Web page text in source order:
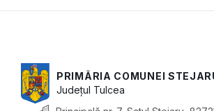
PRIMĂRIA COMUNEI
Județul Tulcea